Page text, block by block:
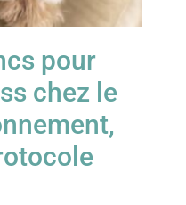
pour
chez le